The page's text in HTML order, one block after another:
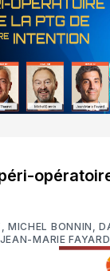
, MICHEL BONNIN ,
JEAN-MARIE FAYARD